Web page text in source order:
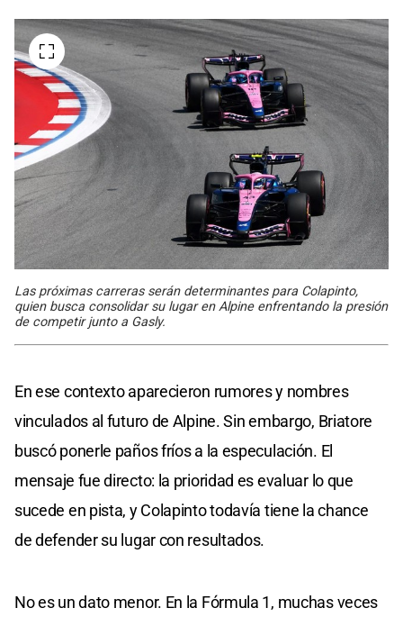
Las próximas carreras serán determinantes para Colapinto,
quien busca consolidar su lugar en Alpine enfrentando la presión
de competir junto a Gasly.
En ese contexto aparecieron rumores y nombres
vinculados al futuro de Alpine. Sin embargo, Briatore
buscó ponerle paños fríos a la especulación. El
mensaje fue directo: la prioridad es evaluar lo que
sucede en pista, y Colapinto todavía tiene la chance
de defender su lugar con resultados.
No es un dato menor. En la Fórmula 1, muchas veces